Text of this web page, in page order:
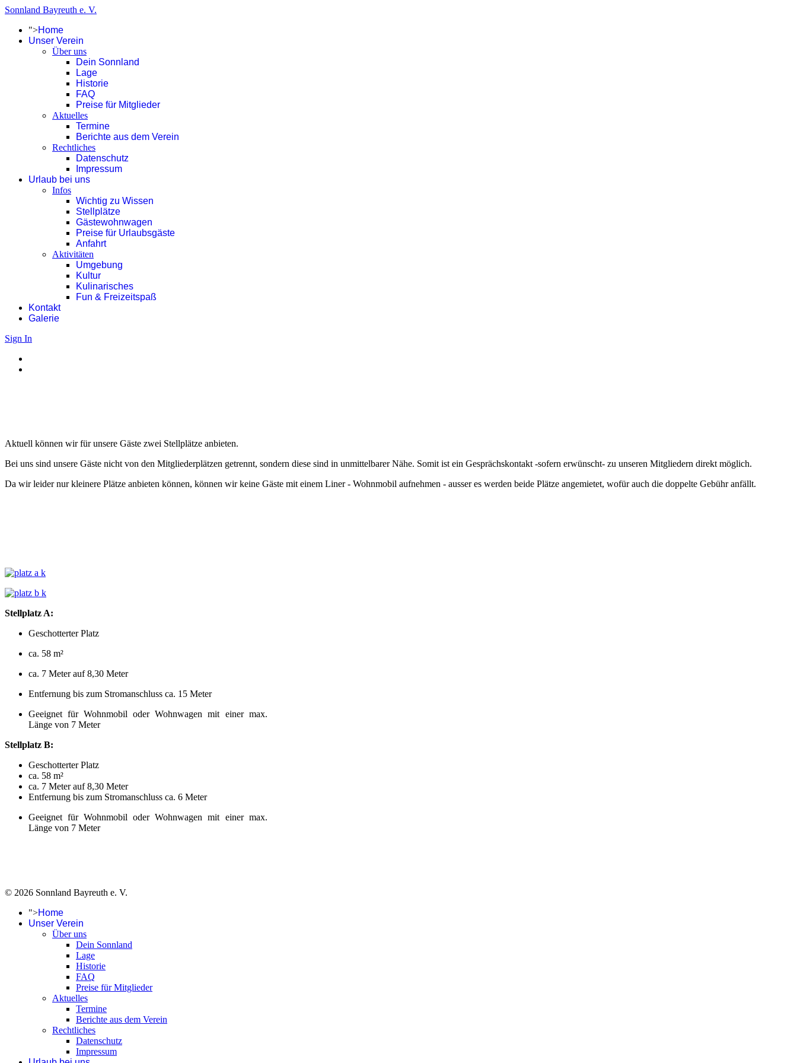
Sonnland Bayreuth e. V.
">Home
Unser Verein
Über uns
Dein Sonnland
Lage
Historie
FAQ
Preise für Mitglieder
Aktuelles
Termine
Berichte aus dem Verein
Rechtliches
Datenschutz
Impressum
Urlaub bei uns
Infos
Wichtig zu Wissen
Stellplätze
Gästewohnwagen
Preise für Urlaubsgäste
Anfahrt
Aktivitäten
Umgebung
Kultur
Kulinarisches
Fun & Freizeitspaß
Kontakt
Galerie
Sign In
Aktuell können wir für unsere Gäste zwei Stellplätze anbieten.
Bei uns sind unsere Gäste nicht von den Mitgliederplätzen getrennt, sondern diese sind in unmittelbarer Nähe. Somit ist ein Gesprächskontakt -sofern erwünscht- zu unseren Mitgliedern direkt möglich.
Da wir leider nur kleinere Plätze anbieten können, können wir keine Gäste mit einem Liner - Wohnmobil aufnehmen - ausser es werden beide Plätze angemietet, wofür auch die doppelte Gebühr anfällt.
Stellplatz A:
Geschotterter Platz
ca. 58 m²
ca. 7 Meter auf 8,30 Meter
Entfernung bis zum Stromanschluss ca. 15 Meter
Geeignet für Wohnmobil oder Wohnwagen mit einer max.
Länge von 7 Meter
Stellplatz B:
Geschotterter Platz
ca. 58 m²
ca. 7 Meter auf 8,30 Meter
Entfernung bis zum Stromanschluss ca. 6 Meter
Geeignet für Wohnmobil oder Wohnwagen mit einer max.
Länge von 7 Meter
© 2026 Sonnland Bayreuth e. V.
">Home
Unser Verein
Über uns
Dein Sonnland
Lage
Historie
FAQ
Preise für Mitglieder
Aktuelles
Termine
Berichte aus dem Verein
Rechtliches
Datenschutz
Impressum